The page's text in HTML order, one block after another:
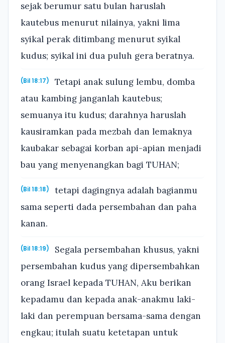
sejak berumur satu bulan haruslah
kautebus menurut nilainya, yakni lima
syikal perak ditimbang menurut syikal
kudus; syikal ini dua puluh gera beratnya.
(Bil 18:17)
Tetapi anak sulung lembu, domba
atau kambing janganlah kautebus;
semuanya itu kudus; darahnya haruslah
kausiramkan pada mezbah dan lemaknya
kaubakar sebagai korban api-apian menjadi
bau yang menyenangkan bagi TUHAN;
(Bil 18:18)
tetapi dagingnya adalah bagianmu
sama seperti dada persembahan dan paha
kanan.
(Bil 18:19)
Segala persembahan khusus, yakni
persembahan kudus yang dipersembahkan
orang Israel kepada TUHAN, Aku berikan
kepadamu dan kepada anak-anakmu laki-
laki dan perempuan bersama-sama dengan
engkau; itulah suatu ketetapan untuk